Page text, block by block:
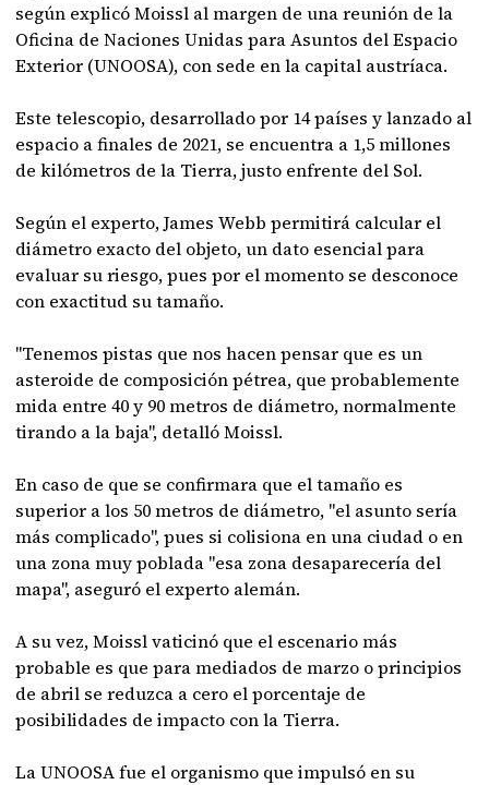
según explicó Moissl al margen de una reunión de la
Oficina de Naciones Unidas para Asuntos del Espacio
Exterior (UNOOSA), con sede en la capital austríaca.
Este telescopio, desarrollado por 14 países y lanzado al
espacio a finales de 2021, se encuentra a 1,5 millones
de kilómetros de la Tierra, justo enfrente del Sol.
Según el experto, James Webb permitirá calcular el
diámetro exacto del objeto, un dato esencial para
evaluar su riesgo, pues por el momento se desconoce
con exactitud su tamaño.
"Tenemos pistas que nos hacen pensar que es un
asteroide de composición pétrea, que probablemente
mida entre 40 y 90 metros de diámetro, normalmente
tirando a la baja", detalló Moissl.
En caso de que se confirmara que el tamaño es
superior a los 50 metros de diámetro, "el asunto sería
más complicado", pues si colisiona en una ciudad o en
una zona muy poblada "esa zona desaparecería del
mapa", aseguró el experto alemán.
A su vez, Moissl vaticinó que el escenario más
probable es que para mediados de marzo o principios
de abril se reduzca a cero el porcentaje de
posibilidades de impacto con la Tierra.
La UNOOSA fue el organismo que impulsó en su